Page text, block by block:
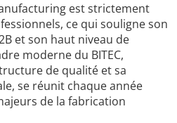
est strictement
ce qui souligne son
et son haut niveau de
moderne du BITEC,
de qualité et sa
se réunit chaque année
de la fabrication